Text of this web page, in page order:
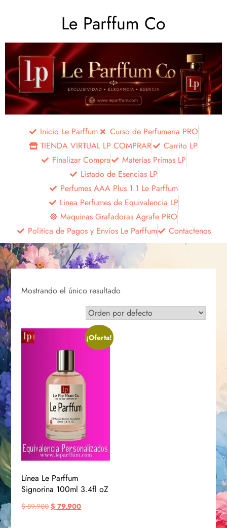
Le Parffum Co
Inicio Le Parffum
Curso de Perfumeria PRO
TIENDA VIRTUAL LP COMPRAR
Carrito LP
Finalizar Compra
Materias Primas LP
Listado de Esencias LP
Perfumes AAA Plus 1.1 Le Parffum
Linea Perfumes de Equivalencia LP
Maquinas Grafadoras Agrafe PRO
Politica de Pagos y Envíos Le Parffum
Contactenos
Mostrando el único resultado
¡Oferta!
Línea Le Parffum
Signorina 100ml 3.4fl oZ
$89.900 $ 79.900